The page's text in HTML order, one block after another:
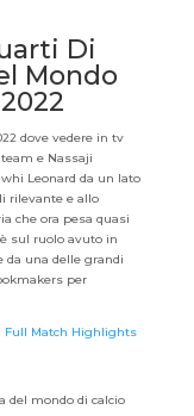
Di
Mondo
dove vedere in tv
e Nassaji
Leonard da un lato
rilevante e allo
che ora pesa quasi
sul ruolo avuto in
da una delle grandi
per
Full Match Highlights
del mondo di calcio